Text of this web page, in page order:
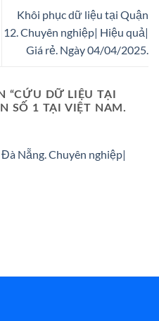
Khôi phục dữ liệu tại Quận
12. Chuyên nghiệp| Hiệu quả|
Giá rẻ. Ngày 04/04/2025.
“CỨU DỮ LIỆU TẠI
SỐ 1 TẠI VIỆT NAM.
Nẵng. Chuyên nghiệp|